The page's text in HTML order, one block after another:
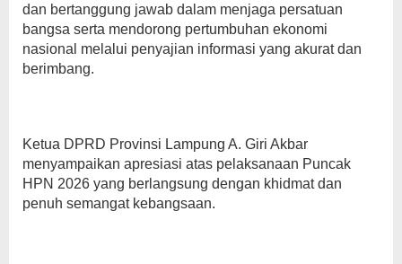
dan bertanggung jawab dalam menjaga persatuan
bangsa serta mendorong pertumbuhan ekonomi
nasional melalui penyajian informasi yang akurat dan
berimbang.
Ketua DPRD Provinsi Lampung A. Giri Akbar
menyampaikan apresiasi atas pelaksanaan Puncak
HPN 2026 yang berlangsung dengan khidmat dan
penuh semangat kebangsaan.